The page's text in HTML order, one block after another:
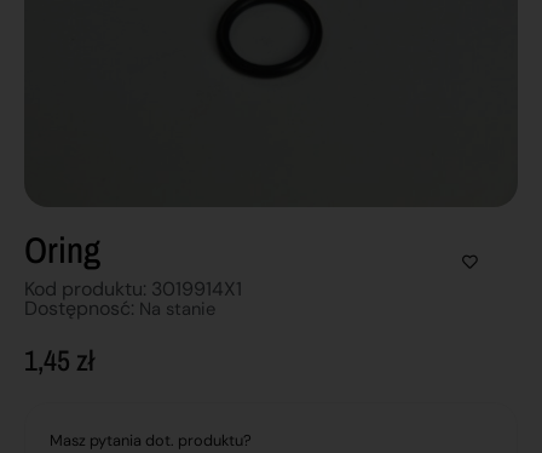
Oring
Kod produktu: 3019914X1
Dostępnosć: Na stanie
1,45 zł
Masz pytania dot. produktu?